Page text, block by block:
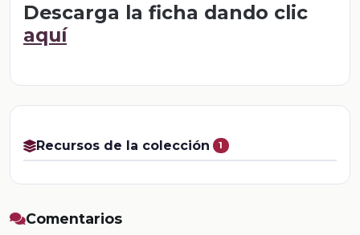
Descarga la ficha dando clic
aquí
Recursos de la colección 1
Comentarios